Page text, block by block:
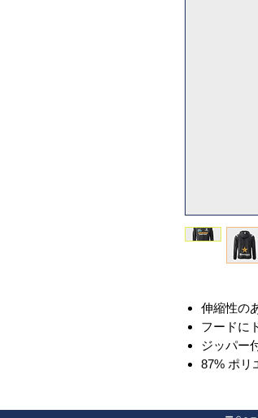
伸縮性の
フードに
ジッパー
87% ポリ